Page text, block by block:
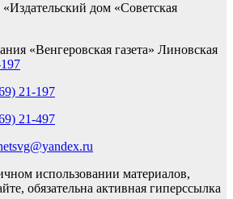
дом «Советская
«Венгеровская газета» Линовская
21-197
21-497
использовании материалов,
обязательна активная гиперссылка